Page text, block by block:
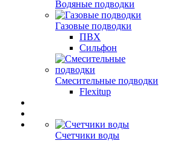
Водяные подводки
Газовые подводки
ПВХ
Сильфон
Смесительные подводки
Flexitup
Счетчики воды